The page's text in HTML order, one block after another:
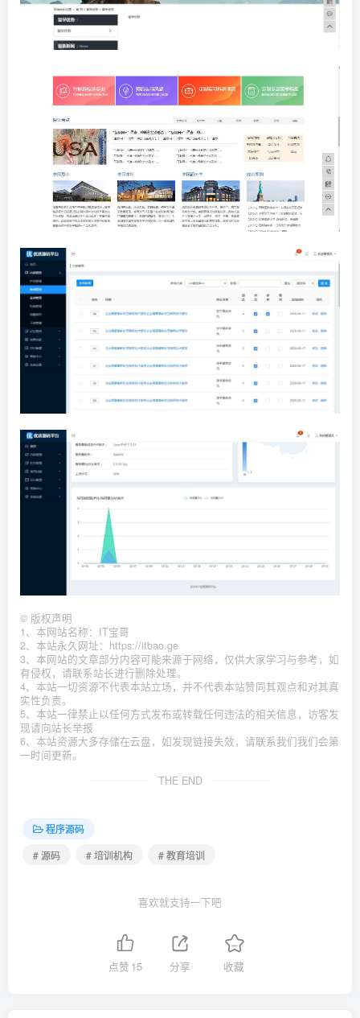
© 版权声明
1、本网站名称：IT宝哥
2、本站永久网址：https://itbao.ge
3、本网站的文章部分内容可能来源于网络，仅供大家学习与参考，如
有侵权，请联系站长进行删除处理。
4、本站一切资源不代表本站立场，并不代表本站赞同其观点和对其真
实性负责。
5、本站一律禁止以任何方式发布或转载任何违法的相关信息，访客发
现请向站长举报
6、本站资源大多存储在云盘，如发现链接失效，请联系我们我们会第
一时间更新。
THE END
程序源码
# 源码
# 培训机构 # 教育培训
喜欢就支持一下吧
点赞 15 分享 收藏